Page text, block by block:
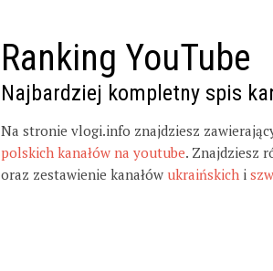
Ranking YouTube
Najbardziej kompletny spis
Na stronie vlogi.info znajdziesz
polskich kanałów na youtube. Znajdziesz
oraz zestawienie kanałów ukraińskich i